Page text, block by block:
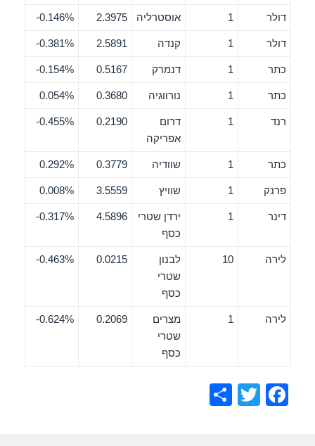
דולר 1 אוסטרליה 2.3975
0.146%-
דולר 1 קנדה 2.5891
0.381%-
כתר 1 דנמרק 0.5167
0.154%-
כתר 1 נורווגיה 0.3680
0.054%
רנד 1
דרום
אפריקה
0.2190
0.455%-
כתר 1 שוודיה 0.3779
0.292%
פרנק 1 שוויץ 3.5559
0.008%
דינר 1
ירדן שטרי
כסף
4.5896
0.317%-
לירה 10
לבנון
שטרי
כסף
0.0215
0.463%-
לירה 1
מצרים
שטרי
כסף
0.2069
0.624%-
F
T